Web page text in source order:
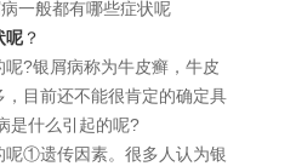
呢 ？
?银屑病称为牛皮癣，牛皮
目前还不能很肯定的确定具
是什么引起的呢?
呢①遗传因素。很多人认为银